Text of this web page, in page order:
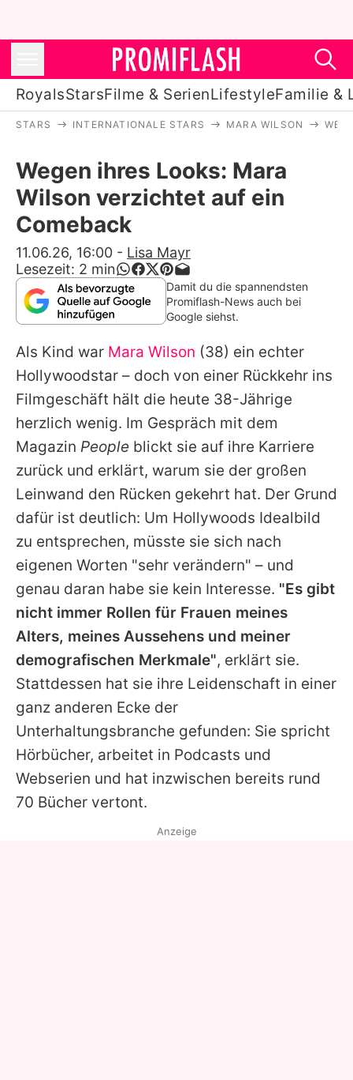
RoyalsStarsFilme & SerienLifestyleFamilie &
Stars
Filme & Serien
Lifestyle
Familie & Liebe
Promiflash Exklusiv
Alle Themen auf Promiflash
Jobs
App runterladen
Team
Redaktionelle Richtlinien
Impressum
Datenschutzerklärung
Utiq verwalten
STARS INTERNATIONALE STARS MARA WILSON
Wegen ihres Looks: Mara
Wilson verzichtet auf ein
Comeback
11.06.26, 16:00 - Lisa Mayr
Lesezeit: 2 min
Damit du die spannendsten
Promiflash-News auch bei
Google siehst.
Als Kind war Mara Wilson (38) ein echter
Hollywoodstar – doch von einer Rückkehr ins
Filmgeschäft hält die heute 38-Jährige
herzlich wenig. Im Gespräch mit dem
Magazin People blickt sie auf ihre Karriere
zurück und erklärt, warum sie der großen
Leinwand den Rücken gekehrt hat. Der Grund
dafür ist deutlich: Um Hollywoods Idealbild
zu entsprechen, müsste sie sich nach
eigenen Worten "sehr verändern" – und
genau daran habe sie kein Interesse. "Es gibt
nicht immer Rollen für Frauen meines
Alters, meines Aussehens und meiner
demografischen Merkmale", erklärt sie.
Stattdessen hat sie ihre Leidenschaft in einer
ganz anderen Ecke der
Unterhaltungsbranche gefunden: Sie spricht
Hörbücher, arbeitet in Podcasts und
Webserien und hat inzwischen bereits rund
70 Bücher vertont.
Anzeige